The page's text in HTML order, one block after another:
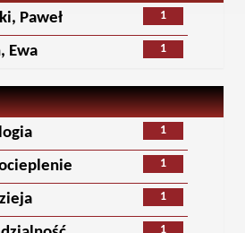
1
Paweł
1
Ewa
1
1
1
1